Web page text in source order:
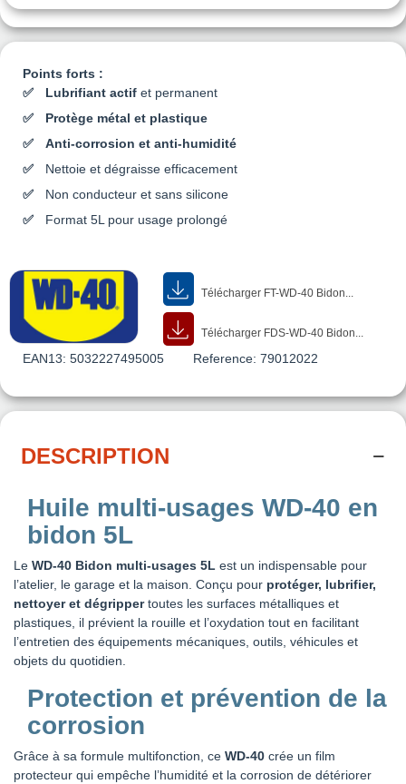
Points forts :
Lubrifiant actif et permanent
Protège métal et plastique
Anti-corrosion et anti-humidité
Nettoie et dégraisse efficacement
Non conducteur et sans silicone
Format 5L pour usage prolongé
Télécharger FT-WD-40 Bidon...
Télécharger FDS-WD-40 Bidon...
EAN13: 5032227495005 Reference: 79012022
DESCRIPTION
Huile multi-usages WD-40 en
bidon 5L
Le WD-40 Bidon multi-usages 5L est un indispensable pour
l’atelier, le garage et la maison. Conçu pour protéger, lubrifier,
nettoyer et dégrippertoutes les surfaces métalliques et
plastiques, il prévient la rouille et l’oxydation tout en facilitant
l’entretien des équipements mécaniques, outils, véhicules et
objets du quotidien.
Protection et prévention de la
corrosion
Grâce à sa formule multifonction, ce WD-40 crée un film
protecteur qui empêche l’humidité et la corrosion de détériorer